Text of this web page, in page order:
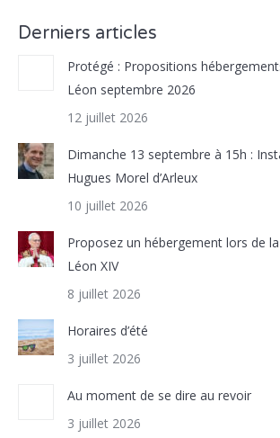
Derniers articles
Protégé : Propositions
Léon septembre 2026
12 juillet 2026
Dimanche 13 septembre à 15h :
Hugues Morel d’Arleux
10 juillet 2026
Proposez un hébergement lors de
Léon XIV
8 juillet 2026
Horaires d’été
3 juillet 2026
Au moment de se dire au revoir
3 juillet 2026